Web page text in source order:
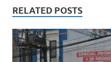
b
o
o
k
er s
A
p
p
RELATED POSTS